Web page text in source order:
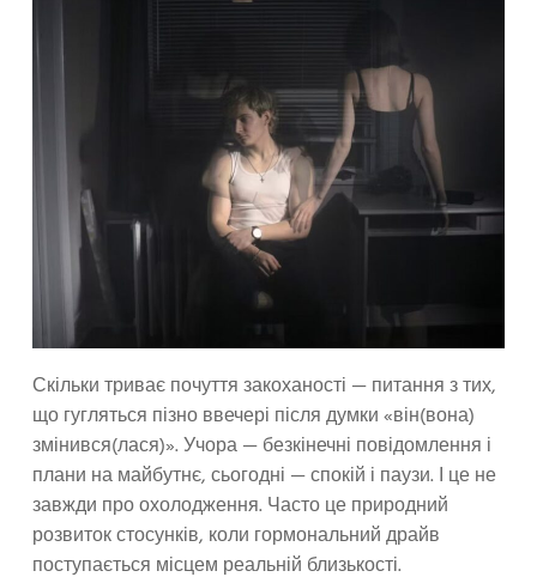
Скільки триває почуття закоханості — питання з тих,
що гугляться пізно ввечері після думки «він(вона)
змінився(лася)». Учора — безкінечні повідомлення і
плани на майбутнє, сьогодні — спокій і паузи. І це не
завжди про охолодження. Часто це природний
розвиток стосунків, коли гормональний драйв
поступається місцем реальній близькості.